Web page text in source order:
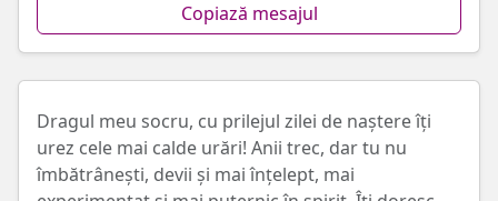
Copiază mesajul
Dragul meu socru, cu prilejul zilei de naștere îți
urez cele mai calde urări! Anii trec, dar tu nu
îmbătrânești, devii și mai înțelept, mai